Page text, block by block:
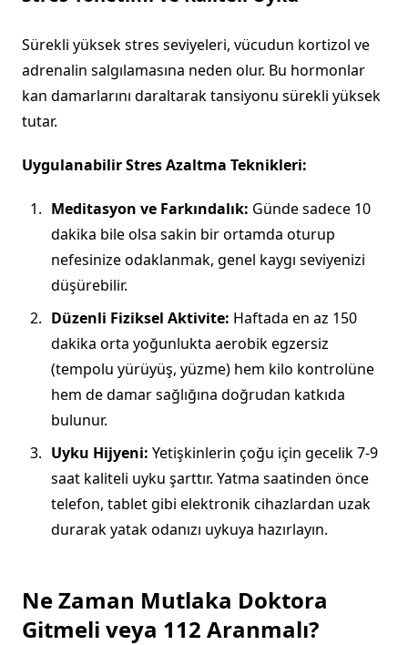
Sürekli yüksek stres seviyeleri, vücudun kortizol ve
adrenalin salgılamasına neden olur. Bu hormonlar
kan damarlarını daraltarak tansiyonu sürekli yüksek
tutar.
Uygulanabilir Stres Azaltma Teknikleri:
Meditasyon ve Farkındalık: Günde sadece 10
dakika bile olsa sakin bir ortamda oturup
nefesinize odaklanmak, genel kaygı seviyenizi
düşürebilir.
Düzenli Fiziksel Aktivite: Haftada en az 150
dakika orta yoğunlukta aerobik egzersiz
(tempolu yürüyüş, yüzme) hem kilo kontrolüne
hem de damar sağlığına doğrudan katkıda
bulunur.
Uyku Hijyeni: Yetişkinlerin çoğu için gecelik 7-9
saat kaliteli uyku şarttır. Yatma saatinden önce
telefon, tablet gibi elektronik cihazlardan uzak
durarak yatak odanızı uykuya hazırlayın.
Ne Zaman Mutlaka Doktora
Gitmeli veya 112 Aranmalı?